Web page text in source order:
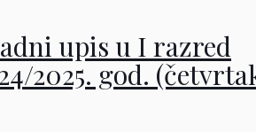
upis u I razred
2025. god.